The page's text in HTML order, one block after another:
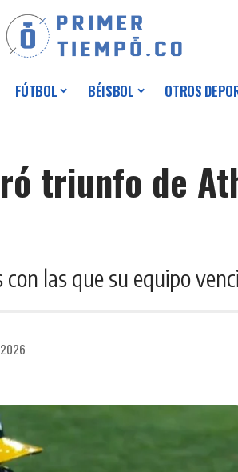
FÚTBOL BÉISBOL OTROS
triunfo de
las que su equipo